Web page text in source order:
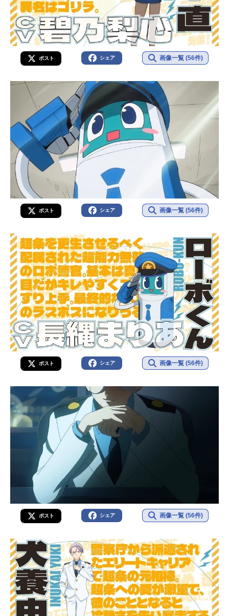
ポスト シェア 画像一覧 (56件)
ポスト シェア 画像一覧 (56件)
ポスト シェア 画像一覧 (56件)
ポスト シェア 画像一覧 (56件)